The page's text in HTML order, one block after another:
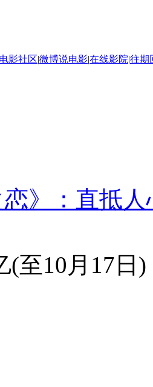
电影社区|微博说电影|在线影院|往期
》：直抵
(至10月17日)